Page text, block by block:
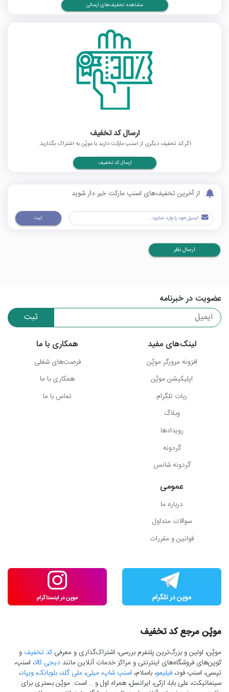
مشاهده تخفیف‌های ارسالی
ارسال کد تخفیف
اگر کد تخفیف دیگری از اسنپ مارکت دارید با موپُن به اشتراک بگذارید.
ارسال کد تخفیف
از آخرین تخفیف‌های اسنپ مارکت خبر دار شوید
ثبت
ارسال نظر
عضویت در خبرنامه
ثبت
لینک‌های مفید
افزونه مرورگر موپُن
اپلیکیشن موپُن
ربات تلگرام
وبلاگ
رویدادها
گردونه
گردونه شانس
همکاری با ما
فرصت‌های شغلی
همکاری با ما
تماس با ما
عمومی
درباره ما
سوالات متداول
قوانین و مقررات
موپُن مرجع کد تخفیف
موپُن، اولین و بزرگ‌ترین پلتفرم بررسی، اشتراک‌گذاری و معرفیکد تخفیف و
کوپن‌های فروشگاه‌های اینترنتی و مراکز خدمات آنلاین مانند دیجی کالا، اسنپ،
تپسی، اسنپ فود، فیلیمو، باسلام، اسنپ شاپ، میلی، ملی گلد، بلوبانک، ویپاد،
سینماتیکت، علی بابا، ازکی، ایرانسل، همراه اول و... است. موپُن بستری برای